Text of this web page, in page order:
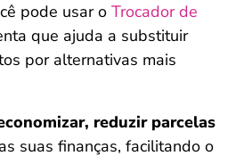
pode usar o Trocador de
que ajuda a substituir
por alternativas mais
reduzir parcelas
suas finanças, facilitando o